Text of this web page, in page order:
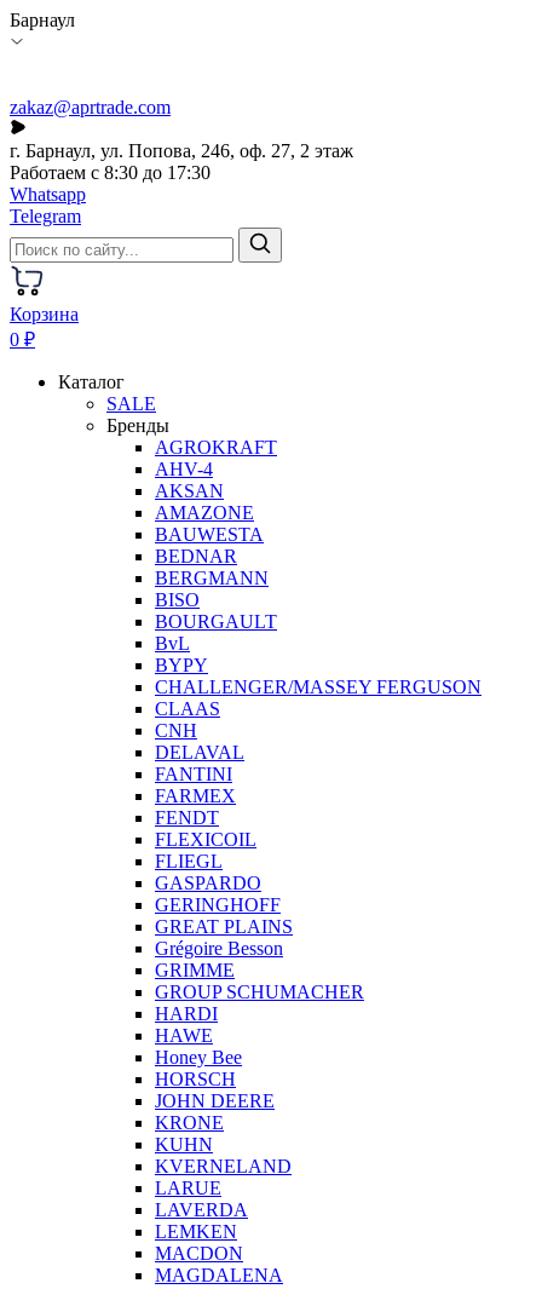
Барнаул
zakaz@aprtrade.com
г. Барнаул, ул. Попова, 246, оф. 27, 2 этаж
Работаем с 8:30 до 17:30
Whatsapp
Telegram
Корзина
0 ₽
Каталог
SALE
Бренды
AGROKRAFT
AHV-4
AKSAN
AMAZONE
BAUWESTA
BEDNAR
BERGMANN
BISO
BOURGAULT
BvL
BYPY
CHALLENGER/MASSEY FERGUSON
CLAAS
CNH
DELAVAL
FANTINI
FARMEX
FENDT
FLEXICOIL
FLIEGL
GASPARDO
GERINGHOFF
GREAT PLAINS
Grégoire Besson
GRIMME
GROUP SCHUMACHER
HARDI
HAWE
Honey Bee
HORSCH
JOHN DEERE
KRONE
KUHN
KVERNELAND
LARUE
LAVERDA
LEMKEN
MACDON
MAGDALENA